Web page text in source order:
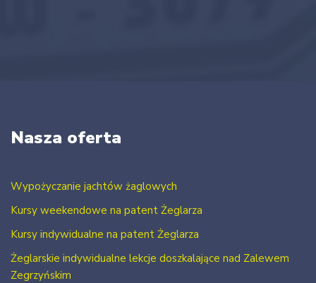
Nasza oferta
Wypożyczanie jachtów żaglowych
Kursy weekendowe na patent Żeglarza
Kursy indywidualne na patent Żeglarza
Żeglarskie indywidualne lekcje doszkalające nad Zalewem
Zegrzyńskim